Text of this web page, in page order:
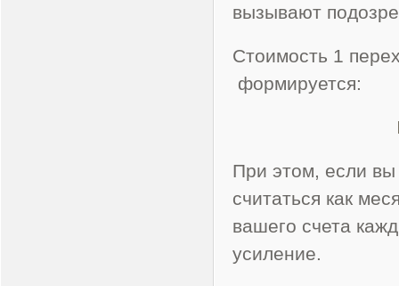
вызывают
Стоимость 1
формируется:
При этом, если вы
считаться как
вашего счета
усиление.